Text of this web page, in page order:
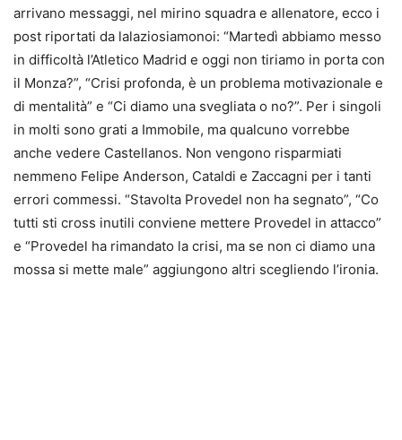
arrivano messaggi, nel mirino squadra e allenatore, ecco i
post riportati da lalaziosiamonoi: “Martedì abbiamo messo
in difficoltà l’Atletico Madrid e oggi non tiriamo in porta con
il Monza?”, “Crisi profonda, è un problema motivazionale e
di mentalità” e “Ci diamo una svegliata o no?”. Per i singoli
in molti sono grati a Immobile, ma qualcuno vorrebbe
anche vedere Castellanos. Non vengono risparmiati
nemmeno Felipe Anderson, Cataldi e Zaccagni per i tanti
errori commessi. “Stavolta Provedel non ha segnato”, “Co
tutti sti cross inutili conviene mettere Provedel in attacco”
e “Provedel ha rimandato la crisi, ma se non ci diamo una
mossa si mette male” aggiungono altri scegliendo l’ironia.